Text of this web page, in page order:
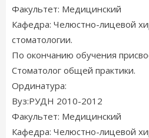
Факультет: Медицинский
Кафедра: Челюстно-лицевой
стоматологии.
По окончанию обучения
Стоматолог общей практики.
Ординатура:
Вуз:РУДН 2010-2012
Факультет: Медицинский
Кафедра: Челюстно-лицевой